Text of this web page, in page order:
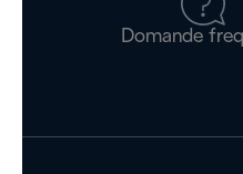
Domande